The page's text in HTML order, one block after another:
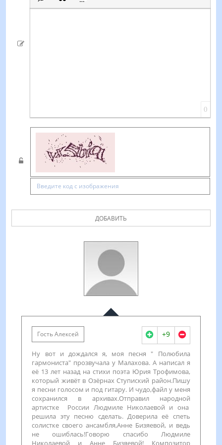
Вставка скрытого текста
Вставка цитаты
Вставка спойлера
0
ДОБАВИТЬ
Гость Алексей +9
Ну вот и дождался я, моя песня " Полюбила
гармониста" прозвучала у Малахова. А написал я
её 13 лет назад на стихи поэта Юрия Трофимова,
который живёт в Озёрнах Ступиский район.Пишу
я песни голосом и под гитару. И чудо,файл у меня
сохранился в архивах.Отправил народной
артистке Росcии Людмиле Николаевой и она
решила эту песню сделать. Доверила её спеть
солистке своего ансамбля,Анне Бизяевой, и ведь
не ошиблась!Говорю спасибо Людмиле
Николаевой и Анне Бизяевой! Композитор